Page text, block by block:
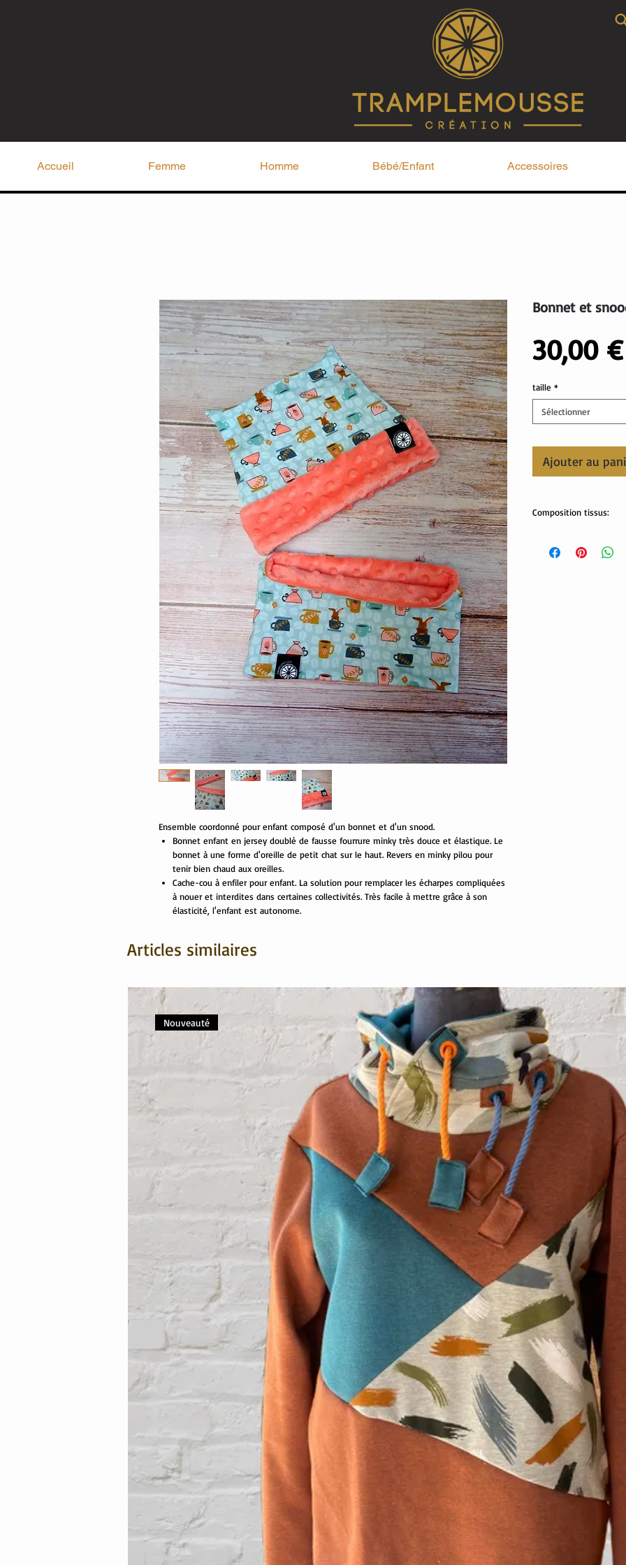
Ensemble coordonné pour enfant composé d'un bonnet et d'un snood.
Bonnet enfant en jersey doublé de fausse fourrure minky très douce et élastique. Le
bonnet à une forme d'oreille de petit chat sur le haut. Revers en minky pilou pour
tenir bien chaud aux oreilles.
Cache-cou à enfiler pour enfant. La solution pour remplacer les écharpes compliquées
à nouer et interdites dans certaines collectivités. Très facile à mettre grâce à son
élasticité, l'enfant est autonome.
Bonnet et
30,00 €
taille *
Sélectionner
Ajouter au
Composition tissus:
jersey: 95% coton, 5%
Articles similaires
Nouveauté
Accueil Femme Homme Bébé/Enfant Accessoires